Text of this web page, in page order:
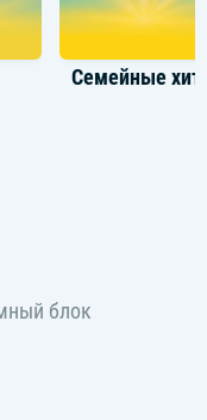
Семейные